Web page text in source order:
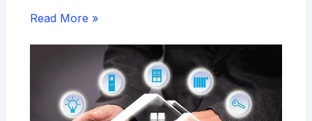
Read More »